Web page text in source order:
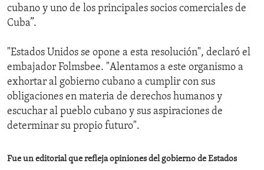
cubano y uno de los principales socios comerciales de
Cuba”.
"Estados Unidos se opone a esta resolución", declaró el
embajador Folmsbee. "Alentamos a este organismo a
exhortar al gobierno cubano a cumplir con sus
obligaciones en materia de derechos humanos y
escuchar al pueblo cubano y sus aspiraciones de
determinar su propio futuro".
Fue un editorial que refleja opiniones del gobierno de Estados